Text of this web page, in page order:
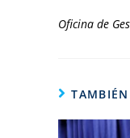
Oficina de